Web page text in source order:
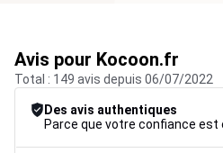
Avis pour Kocoon.fr
Total : 149 avis depuis 06/07/2022
Des avis authentiques